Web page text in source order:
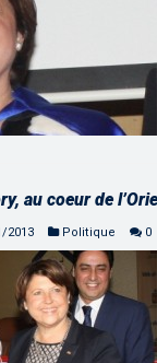
au coeur de
2013 Politique 0